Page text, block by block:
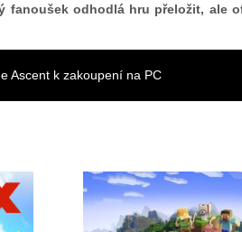
fanoušek odhodlá hru přeložit, ale
Ascent k zakoupení na PC